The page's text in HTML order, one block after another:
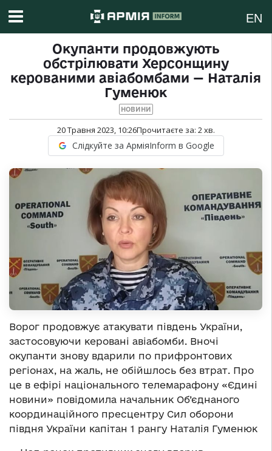
EN
Окупанти продовжують
обстрілювати Херсонщину
керованими авіабомбами — Наталія
Гуменюк
НОВИНИ
20 Травня 2023, 10:26Прочитаєте за: 2хв.
Слідкуйте за АрміяInform в Google
Ворог продовжує атакувати південь України,
застосовуючи керовані авіабомби. Вночі
окупанти знову вдарили по прифронтових
регіонах, на жаль, не обійшлось без втрат. Про
це в ефірі національного телемарафону «Єдині
новини» повідомила начальник Об’єднаного
координаційного пресцентру Сил оборони
півдня України капітан 1 рангу Наталія Гуменюк